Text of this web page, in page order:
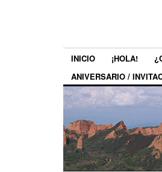
INICIO ¡HOLA!
ANIVERSARIO /